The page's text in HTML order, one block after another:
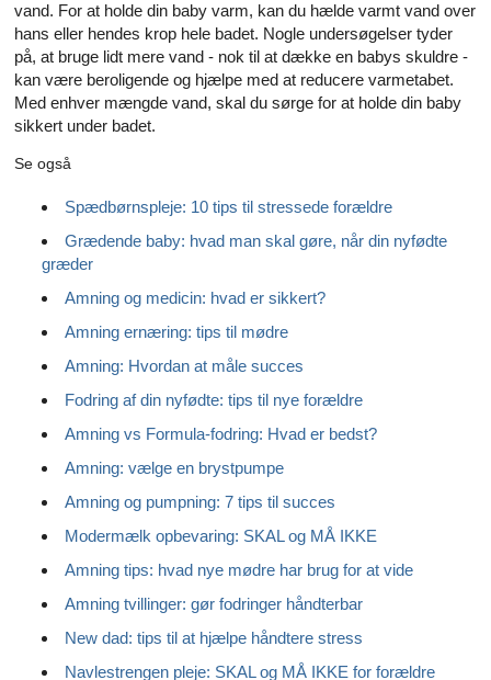
vand. For at holde din baby varm, kan du hælde varmt vand over
hans eller hendes krop hele badet. Nogle undersøgelser tyder
på, at bruge lidt mere vand - nok til at dække en babys skuldre -
kan være beroligende og hjælpe med at reducere varmetabet.
Med enhver mængde vand, skal du sørge for at holde din baby
sikkert under badet.
Se også
Spædbørnspleje: 10 tips til stressede forældre
Grædende baby: hvad man skal gøre, når din nyfødte
græder
Amning og medicin: hvad er sikkert?
Amning ernæring: tips til mødre
Amning: Hvordan at måle succes
Fodring af din nyfødte: tips til nye forældre
Amning vs Formula-fodring: Hvad er bedst?
Amning: vælge en brystpumpe
Amning og pumpning: 7 tips til succes
Modermælk opbevaring: SKAL og MÅ IKKE
Amning tips: hvad nye mødre har brug for at vide
Amning tvillinger: gør fodringer håndterbar
New dad: tips til at hjælpe håndtere stress
Navlestrengen pleje: SKAL og MÅ IKKE for forældre